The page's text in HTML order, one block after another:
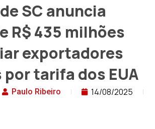
SC anuncia
R$ 435 milhões
exportadores
tarifa dos EUA
Paulo Ribeiro
14/08/2025